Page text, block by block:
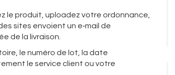
le produit, uploadez votre ordonnance,
sites envoient un e‑mail de
de la livraison.
le numéro de lot, la date
le service client ou votre